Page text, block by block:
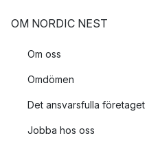
OM NORDIC NEST
Om oss
Omdömen
Det ansvarsfulla företaget
Jobba hos oss